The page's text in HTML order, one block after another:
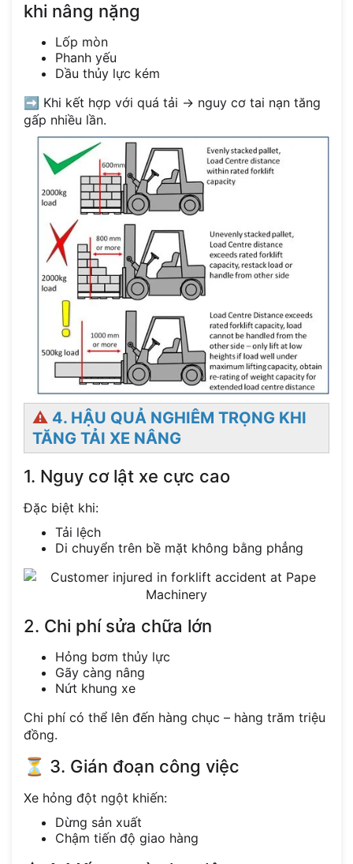
khi nâng nặng
Lốp mòn
Phanh yếu
Dầu thủy lực kém
➡️ Khi kết hợp với quá tải → nguy cơ tai nạn tăng
gấp nhiều lần.
⚠️ 4. HẬU QUẢ NGHIÊM TRỌNG KHI
TĂNG TẢI XE NÂNG
1. Nguy cơ lật xe cực cao
Đặc biệt khi:
Tải lệch
Di chuyển trên bề mặt không bằng phẳng
2. Chi phí sửa chữa lớn
Hỏng bơm thủy lực
Gãy càng nâng
Nứt khung xe
Chi phí có thể lên đến hàng chục – hàng trăm triệu
đồng.
⏳ 3. Gián đoạn công việc
Xe hỏng đột ngột khiến:
Dừng sản xuất
Chậm tiến độ giao hàng